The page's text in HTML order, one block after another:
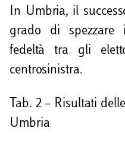
In Umbria, il
grado di
fedeltà tra gli
centrosinistra.
Tab. 2 – Risultati
Umbria